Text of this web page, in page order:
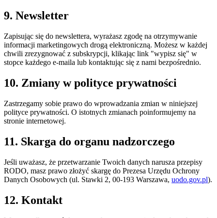
9. Newsletter
Zapisując się do newslettera, wyrażasz zgodę na otrzymywanie
informacji marketingowych drogą elektroniczną. Możesz w każdej
chwili zrezygnować z subskrypcji, klikając link "wypisz się" w
stopce każdego e-maila lub kontaktując się z nami bezpośrednio.
10. Zmiany w polityce prywatności
Zastrzegamy sobie prawo do wprowadzania zmian w niniejszej
polityce prywatności. O istotnych zmianach poinformujemy na
stronie internetowej.
11. Skarga do organu nadzorczego
Jeśli uważasz, że przetwarzanie Twoich danych narusza przepisy
RODO, masz prawo złożyć skargę do Prezesa Urzędu Ochrony
Danych Osobowych (ul. Stawki 2, 00-193 Warszawa, uodo.gov.pl).
12. Kontakt